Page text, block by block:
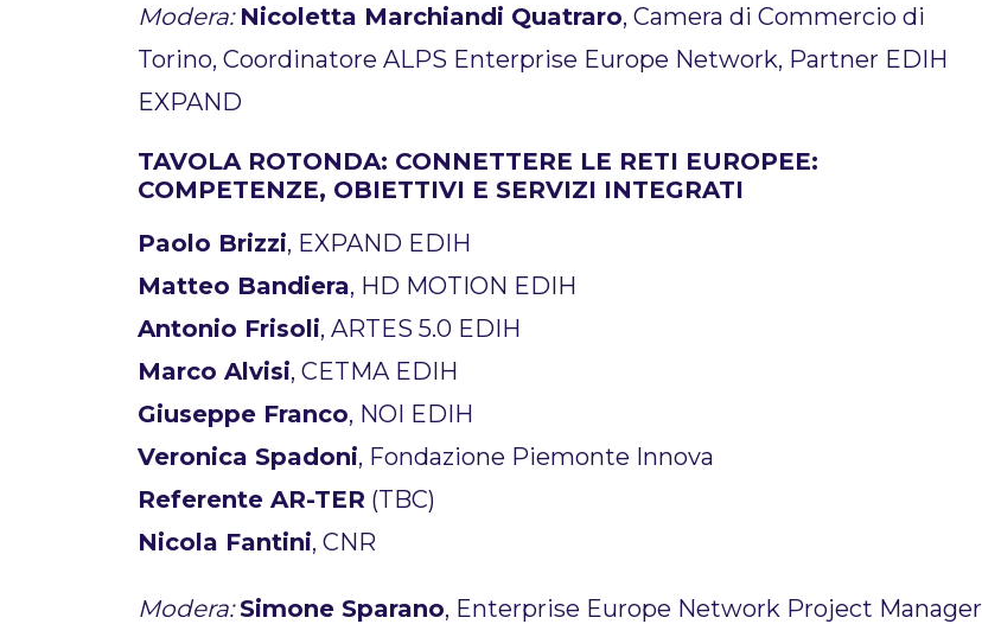
Modera: Nicoletta Marchiandi Quatraro, Camera di Commercio di
Torino, Coordinatore ALPS Enterprise Europe Network, Partner EDIH
EXPAND
TAVOLA ROTONDA: CONNETTERE LE RETI EUROPEE:
COMPETENZE, OBIETTIVI E SERVIZI INTEGRATI
Paolo Brizzi, EXPAND EDIH
Matteo Bandiera, HD MOTION EDIH
Antonio Frisoli, ARTES 5.0 EDIH
Marco Alvisi, CETMA EDIH
Giuseppe Franco, NOI EDIH
Veronica Spadoni, Fondazione Piemonte Innova
Referente AR-TER (TBC)
Nicola Fantini, CNR
Modera: Simone Sparano, Enterprise Europe Network Project Manager